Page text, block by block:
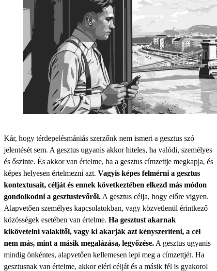
Kár, hogy térdepelésmániás szerzőnk nem ismeri a gesztus szó
jelentését sem. A gesztus ugyanis akkor hiteles, ha valódi, személyes
és őszinte. És akkor van értelme, ha a gesztus címzettje megkapja, és
képes helyesen értelmezni azt. Vagyis képes felmérni a gesztus
kontextusait, célját és ennek következtében elkezd más módon
gondolkodni a gesztustevőről. A gesztus célja, hogy előre vigyen.
Alapvetően személyes kapcsolatokban, vagy közvetlenül érintkező
közösségek esetében van értelme. Ha gesztust akarnak
kikövetelni valakitől, vagy ki akarják azt kényszeríteni, a cél
nem más, mint a másik megalázása, legyőzése. A gesztus ugyanis
mindig önkéntes, alapvetően kellemesen lepi meg a címzettjét. Ha
gesztusnak van értelme, akkor eléri célját és a másik fél is gyakorol